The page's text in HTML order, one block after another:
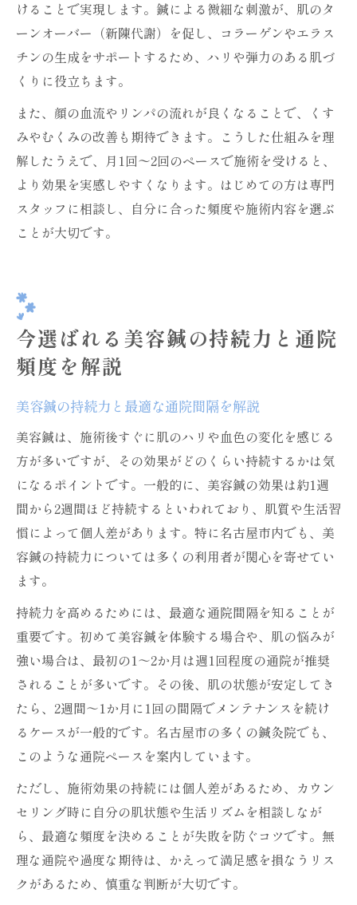
けることで実現します。鍼による微細な刺激が、肌のタ
ーンオーバー（新陳代謝）を促し、コラーゲンやエラス
チンの生成をサポートするため、ハリや弾力のある肌づ
くりに役立ちます。
また、顔の血流やリンパの流れが良くなることで、くす
みやむくみの改善も期待できます。こうした仕組みを理
解したうえで、月1回〜2回のペースで施術を受けると、
より効果を実感しやすくなります。はじめての方は専門
スタッフに相談し、自分に合った頻度や施術内容を選ぶ
ことが大切です。
今選ばれる美容鍼の持続力と通院
頻度を解説
美容鍼の持続力と最適な通院間隔を解説
美容鍼は、施術後すぐに肌のハリや血色の変化を感じる
方が多いですが、その効果がどのくらい持続するかは気
になるポイントです。一般的に、美容鍼の効果は約1週
間から2週間ほど持続するといわれており、肌質や生活習
慣によって個人差があります。特に名古屋市内でも、美
容鍼の持続力については多くの利用者が関心を寄せてい
ます。
持続力を高めるためには、最適な通院間隔を知ることが
重要です。初めて美容鍼を体験する場合や、肌の悩みが
強い場合は、最初の1～2か月は週1回程度の通院が推奨
されることが多いです。その後、肌の状態が安定してき
たら、2週間～1か月に1回の間隔でメンテナンスを続け
るケースが一般的です。名古屋市の多くの鍼灸院でも、
このような通院ペースを案内しています。
ただし、施術効果の持続には個人差があるため、カウン
セリング時に自分の肌状態や生活リズムを相談しなが
ら、最適な頻度を決めることが失敗を防ぐコツです。無
理な通院や過度な期待は、かえって満足感を損なうリス
クがあるため、慎重な判断が大切です。